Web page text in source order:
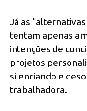
Já as
tentam apenas
intenções de
projetos
silenciando e
trabalhadora.